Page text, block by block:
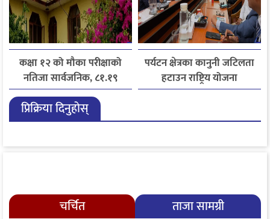
कक्षा १२ को मौका परीक्षाको
नतिजा सार्वजनिक, ८१.१९
प्रतिशत विद्यार्थी उत्तीर्ण
पर्यटन क्षेत्रका कानुनी जटिलता
हटाउन राष्ट्रिय योजना
आयोगसमक्ष होटल संघ
प्रिक्रिया दिनुहोस्
चर्चित ताजा सामग्री